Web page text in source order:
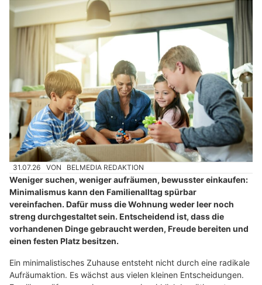
31.07.26 VON BELMEDIA REDAKTION
Weniger suchen, weniger aufräumen, bewusster einkaufen:
Minimalismus kann den Familienalltag spürbar
vereinfachen. Dafür muss die Wohnung weder leer noch
streng durchgestaltet sein. Entscheidend ist, dass die
vorhandenen Dinge gebraucht werden, Freude bereiten und
einen festen Platz besitzen.
Ein minimalistisches Zuhause entsteht nicht durch eine radikale
Aufräumaktion. Es wächst aus vielen kleinen Entscheidungen.